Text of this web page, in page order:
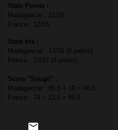
Stats Points :
Madagascar : 21/26
France : 12/15
Stats tirs :
Madagascar : 13/16 (8 palets)
France : 21/27 (8 palets)
Score "Sougil" :
Madagascar : 86,5 + 10 = 96,5
France : 74 + 12,5 = 86,5